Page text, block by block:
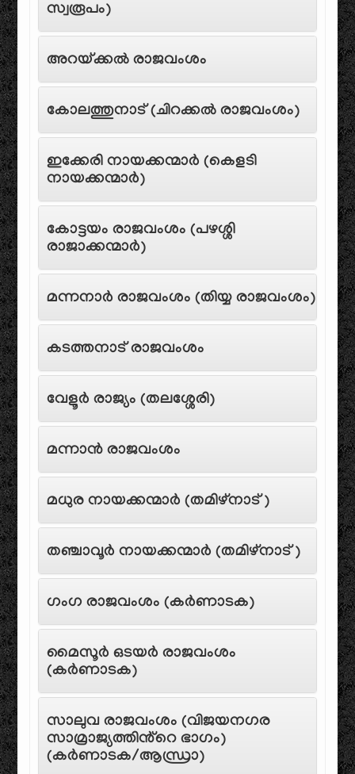
സ്വരൂപം)
അറയ്ക്കൽ രാജവംശം
കോലത്തുനാട് (ചിറക്കൽ രാജവംശം)
ഇക്കേരി നായക്കന്മാർ (കെളടി
നായക്കന്മാർ)
കോട്ടയം രാജവംശം (പഴശ്ശി
രാജാക്കന്മാർ)
മന്നനാർ രാജവംശം (തിയ്യ രാജവംശം)
കടത്തനാട് രാജവംശം
വേളൂർ രാജ്യം (തലശ്ശേരി)
മന്നാൻ രാജവംശം
മധുര നായക്കന്മാർ (തമിഴ്‌നാട്)
തഞ്ചാവൂർ നായക്കന്മാർ (തമിഴ്‌നാട്)
ഗംഗ രാജവംശം (കർണാടക)
മൈസൂർ ഒടയർ രാജവംശം
(കർണാടക)
സാലുവ രാജവംശം (വിജയനഗര
സാമ്രാജ്യത്തിൻ്റെ ഭാഗം)
(കർണാടക/ആന്ധ്രാ)